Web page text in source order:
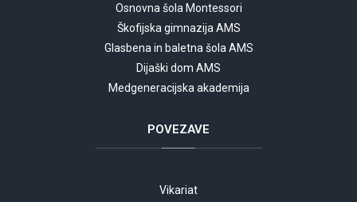
Osnovna šola Montessori
Škofijska gimnazija AMS
Glasbena in baletna šola AMS
Dijaški dom AMS
Medgeneracijska akademija
POVEZAVE
Vikariat